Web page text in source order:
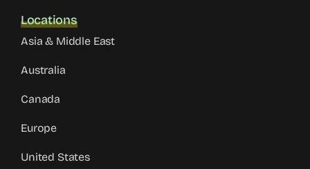
Locations
Asia & Middle East
Australia
Canada
Europe
United States